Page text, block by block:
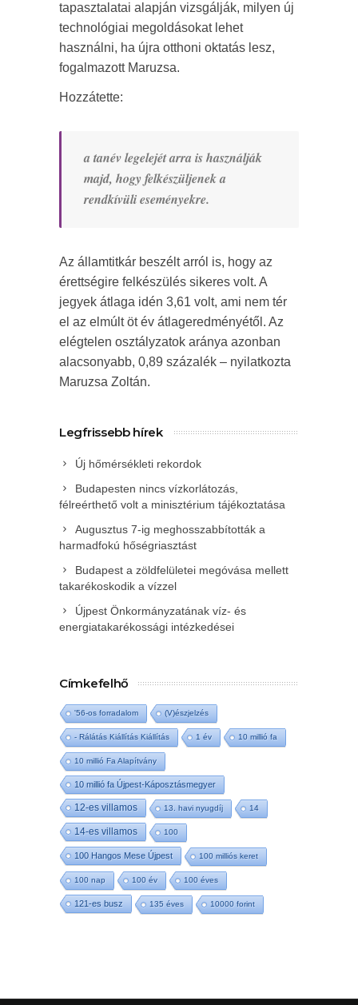
tapasztalatai alapján vizsgálják, milyen új
technológiai megoldásokat lehet
használni, ha újra otthoni oktatás lesz,
fogalmazott Maruzsa.
Hozzátette:
a tanév legelejét arra is használják
majd, hogy felkészüljenek a
rendkívüli eseményekre.
Az államtitkár beszélt arról is, hogy az
érettségire felkészülés sikeres volt. A
jegyek átlaga idén 3,61 volt, ami nem tér
el az elmúlt öt év átlageredményétől. Az
elégtelen osztályzatok aránya azonban
alacsonyabb, 0,89 százalék – nyilatkozta
Maruzsa Zoltán.
Legfrissebb hírek
Új hőmérsékleti rekordok
Budapesten nincs vízkorlátozás,
félreérthető volt a minisztérium tájékoztatása
Augusztus 7-ig meghosszabbították a
harmadfokú hőségriasztást
Budapest a zöldfelületei megóvása mellett
takarékoskodik a vízzel
Újpest Önkormányzatának víz- és
energiatakarékossági intézkedései
Címkefelhő
'56-os forradalom (V)észjelzés
- Rálátás Kiállítás Kiállítás 1 év 10 millió fa
10 millió Fa Alapítvány
10 millió fa Újpest-Káposztásmegyer
12-es villamos 13. havi nyugdíj 14
14-es villamos 100
100 Hangos Mese Újpest 100 milliós keret
100 nap 100 év 100 éves
121-es busz 135 éves 10000 forint